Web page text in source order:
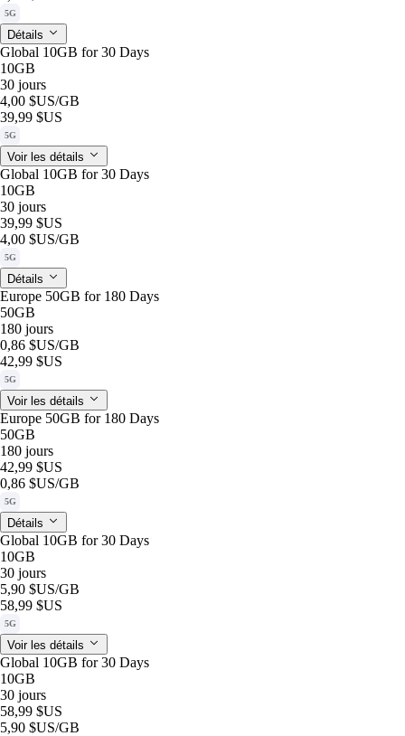
5G
Détails
Global 10GB for 30 Days
10GB
30 jours
4,00 $US/GB
39,99 $US
5G
Voir les détails
Global 10GB for 30 Days
10GB
30 jours
39,99 $US
4,00 $US/GB
5G
Détails
Europe 50GB for 180 Days
50GB
180 jours
0,86 $US/GB
42,99 $US
5G
Voir les détails
Europe 50GB for 180 Days
50GB
180 jours
42,99 $US
0,86 $US/GB
5G
Détails
Global 10GB for 30 Days
10GB
30 jours
5,90 $US/GB
58,99 $US
5G
Voir les détails
Global 10GB for 30 Days
10GB
30 jours
58,99 $US
5,90 $US/GB